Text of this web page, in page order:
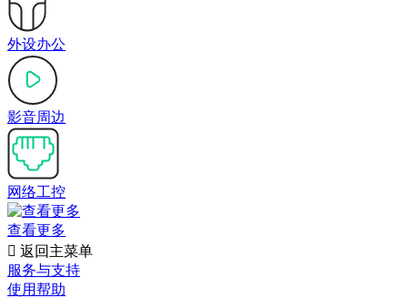
外设办公
影音周边
网络工控
查看更多
 返回主菜单
服务与支持
使用帮助